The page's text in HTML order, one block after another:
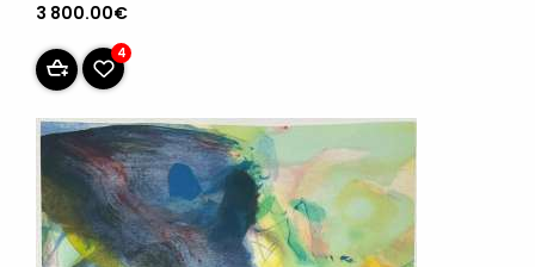
3 800.00€
4